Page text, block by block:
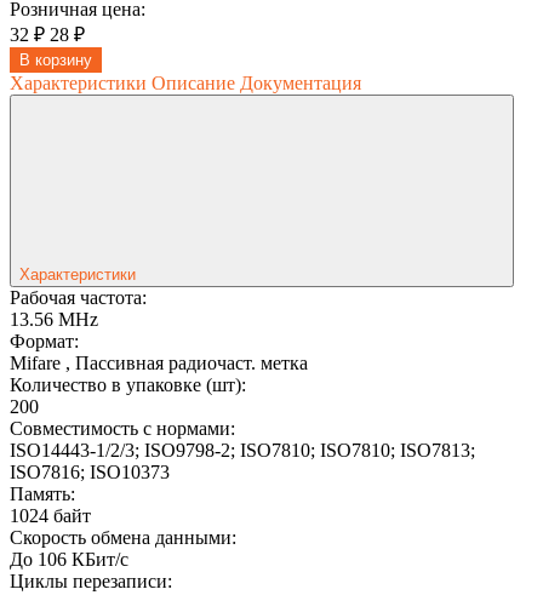
Розничная цена:
32 ₽ 28 ₽
В корзину
Характеристики Описание Документация
Характеристики
Рабочая частота:
13.56 MHz
Формат:
Mifare , Пассивная радиочаст. метка
Количество в упаковке (шт):
200
Совместимость с нормами:
ISO14443-1/2/3; ISO9798-2; ISO7810; ISO7810; ISO7813;
ISO7816; ISO10373
Память:
1024 байт
Скорость обмена данными:
До 106 КБит/с
Циклы перезаписи: